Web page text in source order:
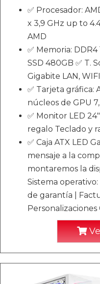
✅ Procesador:
x 3,9 GHz up to
AMD
✅ Memoria: DDR4
SSD 480GB ✅ T.
Gigabite LAN, WIFI
✅ Tarjeta gráfica:
núcleos de GPU
✅ Monitor LED
regalo Teclado y
✅ Caja ATX LED
mensaje a la
montaremos la
Sistema operativo:
de garantía |